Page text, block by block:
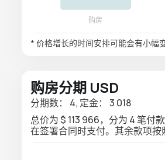
* 价格增长的时间安排可能会有小幅
购房分期 USD
分期数： 4, 定金： 3 018
总价为 $ 113 966，分为 4 笔付
在签署合同时支付。其余款项按